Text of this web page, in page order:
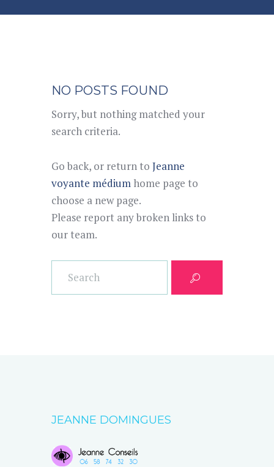
NO POSTS FOUND
Sorry, but nothing matched your
search criteria.
Go back, or return to Jeanne
voyante médium home page to
choose a new page.
Please report any broken links to
our team.
JEANNE DOMINGUES